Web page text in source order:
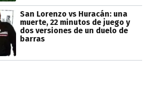
San Lorenzo vs Huracán: una
muerte, 22 minutos de juego y
dos versiones de un duelo de
barras